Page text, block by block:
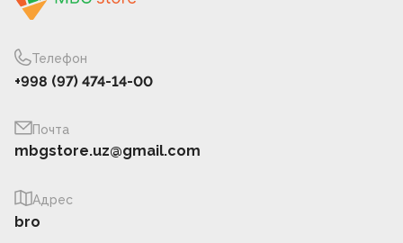
Телефон
+998 (97) 474-14-00
Почта
mbgstore.uz@gmail.com
Адрес
bro